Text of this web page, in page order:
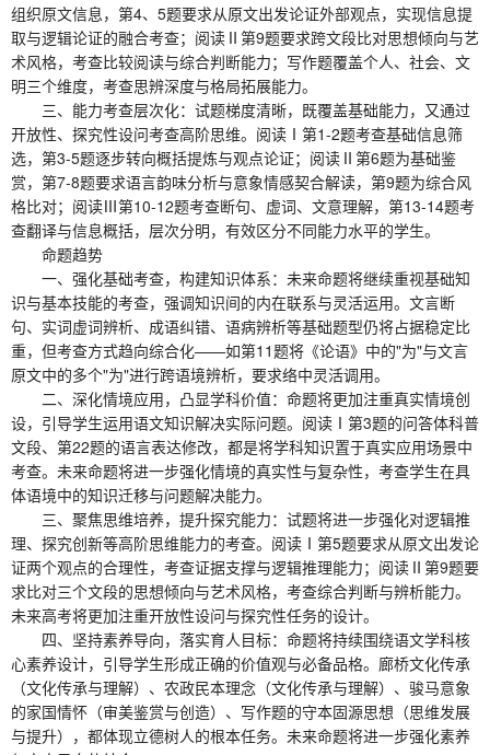
组织原文信息，第4、5题要求从原文出发论证外部观点，实现信息提
取与逻辑论证的融合考查；阅读Ⅱ第9题要求跨文段比对思想倾向与艺
术风格，考查比较阅读与综合判断能力；写作题覆盖个人、社会、文
明三个维度，考查思辨深度与格局拓展能力。
三、能力考查层次化：试题梯度清晰，既覆盖基础能力，又通过
开放性、探究性设问考查高阶思维。阅读Ⅰ第1-2题考查基础信息筛
选，第3-5题逐步转向概括提炼与观点论证；阅读Ⅱ第6题为基础鉴
赏，第7-8题要求语言韵味分析与意象情感契合解读，第9题为综合风
格比对；阅读Ⅲ第10-12题考查断句、虚词、文意理解，第13-14题考
查翻译与信息概括，层次分明，有效区分不同能力水平的学生。
命题趋势
一、强化基础考查，构建知识体系：未来命题将继续重视基础知
识与基本技能的考查，强调知识间的内在联系与灵活运用。文言断
句、实词虚词辨析、成语纠错、语病辨析等基础题型仍将占据稳定比
重，但考查方式趋向综合化——如第11题将《论语》中的"为"与文言
原文中的多个"为"进行跨语境辨析，要求络中灵活调用。
二、深化情境应用，凸显学科价值：命题将更加注重真实情境创
设，引导学生运用语文知识解决实际问题。阅读Ⅰ第3题的问答体科普
文段、第22题的语言表达修改，都是将学科知识置于真实应用场景中
考查。未来命题将进一步强化情境的真实性与复杂性，考查学生在具
体语境中的知识迁移与问题解决能力。
三、聚焦思维培养，提升探究能力：试题将进一步强化对逻辑推
理、探究创新等高阶思维能力的考查。阅读Ⅰ第5题要求从原文出发论
证两个观点的合理性，考查证据支撑与逻辑推理能力；阅读Ⅱ第9题要
求比对三个文段的思想倾向与艺术风格，考查综合判断与辨析能力。
未来高考将更加注重开放性设问与探究性任务的设计。
四、坚持素养导向，落实育人目标：命题将持续围绕语文学科核
心素养设计，引导学生形成正确的价值观与必备品格。廊桥文化传承
（文化传承与理解）、农政民本理念（文化传承与理解）、骏马意象
的家国情怀（审美鉴赏与创造）、写作题的守本固源思想（思维发展
与提升），都体现立德树人的根本任务。未来命题将进一步强化素养